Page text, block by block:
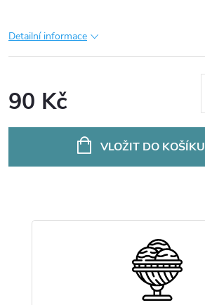
Detailní informace
90 Kč
VLOŽIT DO KOŠÍKU